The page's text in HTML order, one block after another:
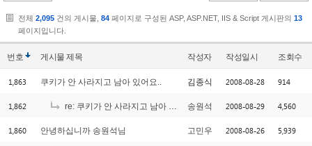
전체 2,095 건의 게시물, 84 페이지로 구성된 ASP, ASP.NET, IIS & Script 게시판의 13
페이지입니다.
번호 게시물제목 작성자 작성일시 조회수
1,863 쿠키가 안 사라지고 남아 있어요.. 김종식 2008-08-28 914
1,862 re: 쿠키가 안 사라지고 남아 있어요.. 송원석 2008-08-29 4,560
1,860 안녕하십니까 송원석님 고민우 2008-08-26 5,939